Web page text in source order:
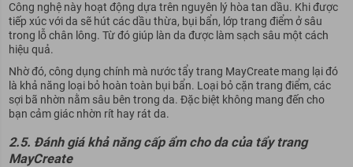
Công nghệ này hoạt động dựa trên nguyên lý hòa tan dầu. Khi được
tiếp xúc với da sẽ hút các dầu thừa, bụi bẩn, lớp trang điểm ở sâu
trong lỗ chân lông. Từ đó giúp làn da được làm sạch sâu một cách
hiệu quả.
Nhờ đó, công dụng chính mà nước tẩy trang MayCreate mang lại đó
là khả năng loại bỏ hoàn toàn bụi bẩn. Loại bỏ cặn trang điểm, các
sợi bã nhờn nằm sâu bên trong da. Đặc biệt không mang đến cho
bạn cảm giác nhờn rít hay rát da.
2.5. Đánh giá khả năng cấp ẩm cho da của tẩy trang
MayCreate